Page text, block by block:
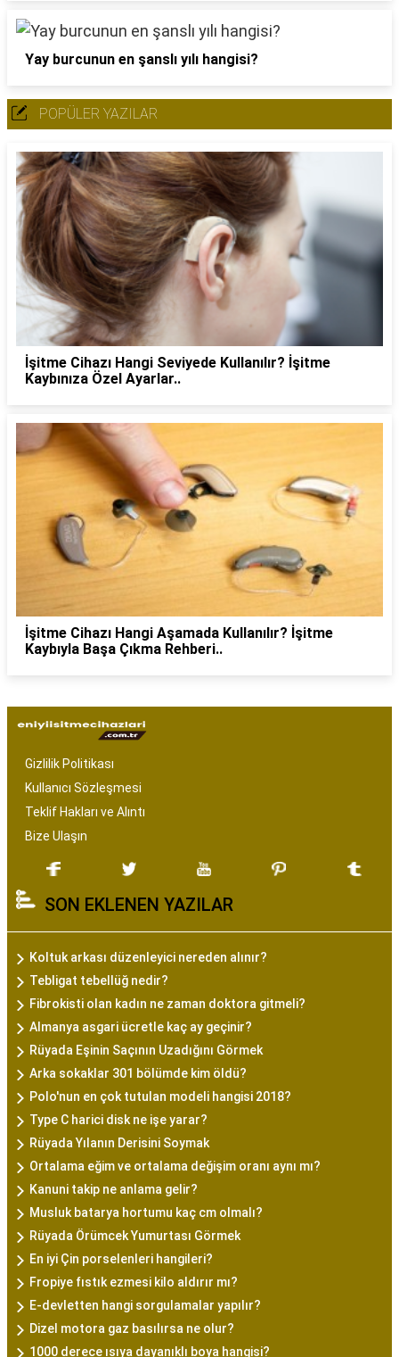
Yay burcunun en şanslı yılı hangisi?
POPÜLER YAZILAR
İşitme Cihazı Hangi Seviyede Kullanılır? İşitme
Kaybınıza Özel Ayarlar..
İşitme Cihazı Hangi Aşamada Kullanılır? İşitme
Kaybıyla Başa Çıkma Rehberi..
Gizlilik Politikası
Kullanıcı Sözleşmesi
Teklif Hakları ve Alıntı
Bize Ulaşın
SON EKLENEN YAZILAR
Koltuk arkası düzenleyici nereden alınır?
Tebligat tebellüğ nedir?
Fibrokisti olan kadın ne zaman doktora gitmeli?
Almanya asgari ücretle kaç ay geçinir?
Rüyada Eşinin Saçının Uzadığını Görmek
Arka sokaklar 301 bölümde kim öldü?
Polo'nun en çok tutulan modeli hangisi 2018?
Type C harici disk ne işe yarar?
Rüyada Yılanın Derisini Soymak
Ortalama eğim ve ortalama değişim oranı aynı mı?
Kanuni takip ne anlama gelir?
Musluk batarya hortumu kaç cm olmalı?
Rüyada Örümcek Yumurtası Görmek
En iyi Çin porselenleri hangileri?
Fropiye fıstık ezmesi kilo aldırır mı?
E-devletten hangi sorgulamalar yapılır?
Dizel motora gaz basılırsa ne olur?
1000 derece ısıya dayanıklı boya hangisi?